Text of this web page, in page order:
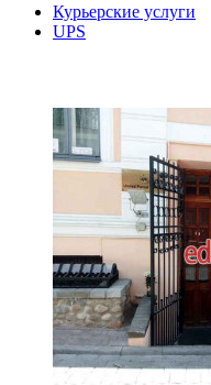
Курьерские услуги
UPS